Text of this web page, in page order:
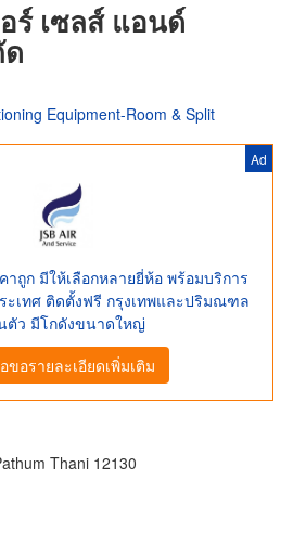
ร์ เซลส์ แอนด์
Equipment-Room & Split
Ad
ถูก มีให้เลือกหลายยี่ห้อ พร้อมบริการ
ะเทศ ติดตั้งฟรี กรุงเทพและปริมณฑล
ตัว มีโกดังขนาดใหญ่
ขอรายละเอียดเพิ่มเติม
Thani 12130